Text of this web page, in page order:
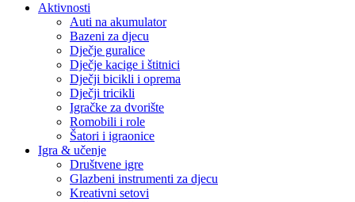
Aktivnosti
Auti na akumulator
Bazeni za djecu
Dječje guralice
Dječje kacige i štitnici
Dječji bicikli i oprema
Dječji tricikli
Igračke za dvorište
Romobili i role
Šatori i igraonice
Igra & učenje
Društvene igre
Glazbeni instrumenti za djecu
Kreativni setovi